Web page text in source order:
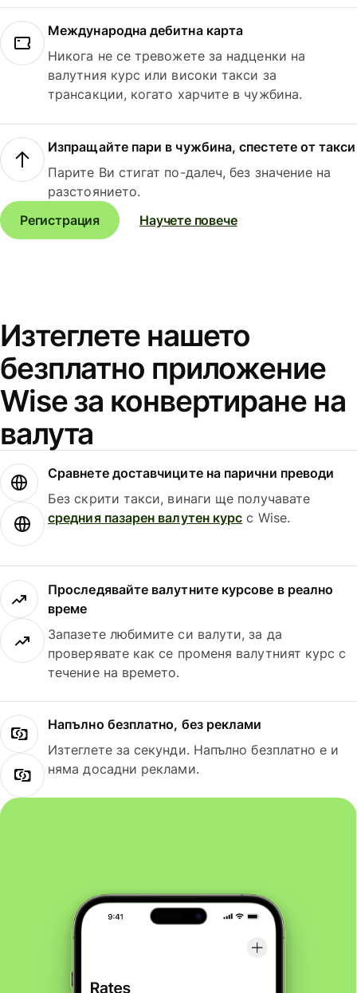
Международна дебитна карта
Никога не се тревожете за надценки на
валутния курс или високи такси за
трансакции, когато харчите в чужбина.
Изпращайте пари в чужбина, спестете от такси
Парите Ви стигат по-далеч, без значение на
разстоянието.
Регистрация
Научете повече
Изтеглете нашето
безплатно приложение
Wise за конвертиране на
валута
Сравнете доставчиците на парични преводи
Без скрити такси, винаги ще получавате
средния пазарен валутен курс с Wise.
Проследявайте валутните курсове в реално
време
Запазете любимите си валути, за да
проверявате как се променя валутният курс с
течение на времето.
Напълно безплатно, без реклами
Изтеглете за секунди. Напълно безплатно е и
няма досадни реклами.